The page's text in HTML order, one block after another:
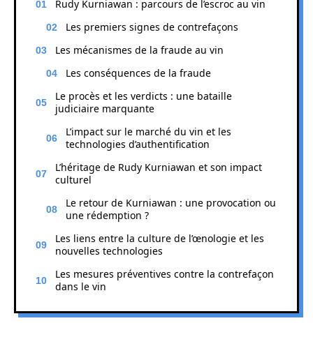
Rudy Kurniawan : parcours de l’escroc au vin
Les premiers signes de contrefaçons
Les mécanismes de la fraude au vin
Les conséquences de la fraude
Le procès et les verdicts : une bataille
judiciaire marquante
L’impact sur le marché du vin et les
technologies d’authentification
L’héritage de Rudy Kurniawan et son impact
culturel
Le retour de Kurniawan : une provocation ou
une rédemption ?
Les liens entre la culture de l’œnologie et les
nouvelles technologies
Les mesures préventives contre la contrefaçon
dans le vin